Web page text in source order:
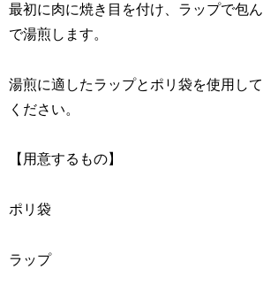
最初に肉に焼き目を付け、ラップで包ん
で湯煎します。
湯煎に適したラップとポリ袋を使用して
ください。
【用意するもの】
ポリ袋
ラップ